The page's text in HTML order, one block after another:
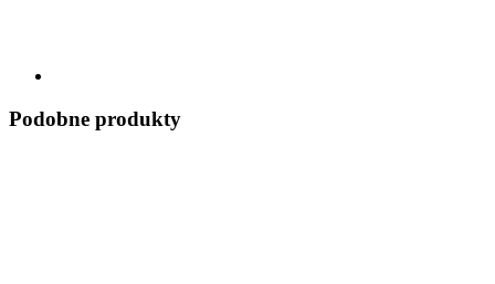
Podobne produkty